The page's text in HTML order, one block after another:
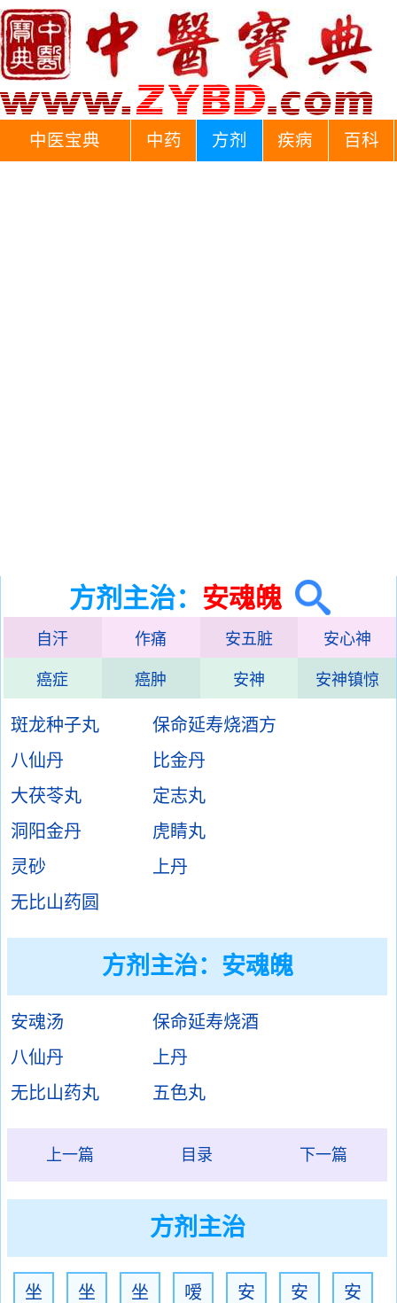
中医宝典 中药 方剂 疾病 百科
方剂主治： 安魂魄
自汗 作痛 安五脏 安心神
癌症 癌肿 安神 安神镇惊
斑龙种子丸
保命延寿烧酒方
八仙丹
比金丹
大茯苓丸
定志丸
洞阳金丹
虎睛丸
灵砂
上丹
无比山药圆
方剂主治： 安魂魄
安魂汤
保命延寿烧酒
八仙丹
上丹
无比山药丸
五色丸
上一篇 目录 下一篇
方剂主治
坐
坐
坐
嗳
安
安
安